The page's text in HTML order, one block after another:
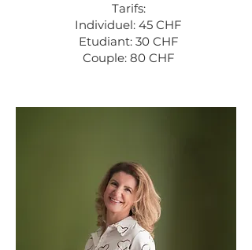
Tarifs:​
Individuel: 45 CHF
​Etudiant: 30 CHF
Couple: 80 CHF